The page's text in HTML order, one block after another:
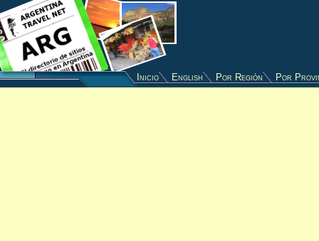
Inicio English Por Región Por